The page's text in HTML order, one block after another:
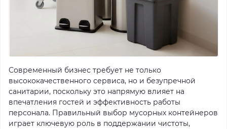
Современный бизнес требует не только
высококачественного сервиса, но и безупречной
санитарии, поскольку это напрямую влияет на
впечатления гостей и эффективность работы
персонала. Правильный выбор мусорных контейнеров
играет ключевую роль в поддержании чистоты,